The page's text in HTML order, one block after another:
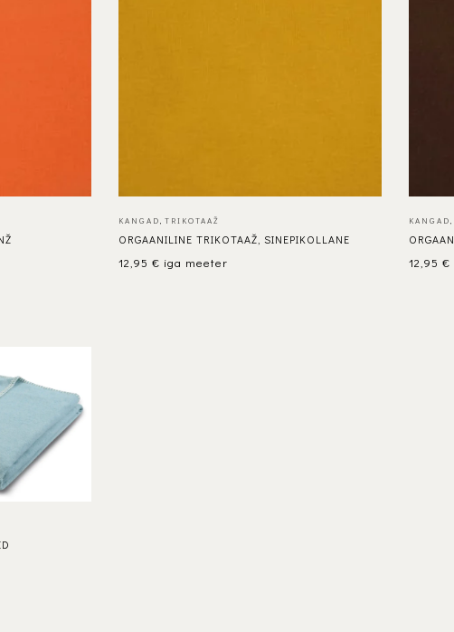
KANGAD TRIKOTAAŽ
ORGAANILINE TRIKOTAAŽ, SINEPIKOLLANE
12,95 € iga meeter
KANGAD
12,95 €